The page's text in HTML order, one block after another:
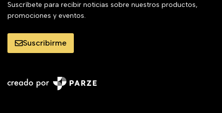
Suscríbete para recibir noticias sobre nuestros productos,
promociones y eventos.
Suscribirme